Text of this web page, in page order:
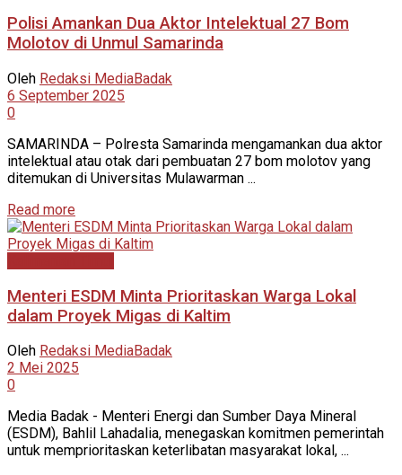
Polisi Amankan Dua Aktor Intelektual 27 Bom
Molotov di Unmul Samarinda
Oleh Redaksi MediaBadak
6 September 2025
0
SAMARINDA – Polresta Samarinda mengamankan dua aktor
intelektual atau otak dari pembuatan 27 bom molotov yang
ditemukan di Universitas Mulawarman ...
Read more
Menteri ESDM Minta Prioritaskan Warga Lokal
dalam Proyek Migas di Kaltim
Oleh Redaksi MediaBadak
2 Mei 2025
0
Media Badak - Menteri Energi dan Sumber Daya Mineral
(ESDM), Bahlil Lahadalia, menegaskan komitmen pemerintah
untuk memprioritaskan keterlibatan masyarakat lokal, ...